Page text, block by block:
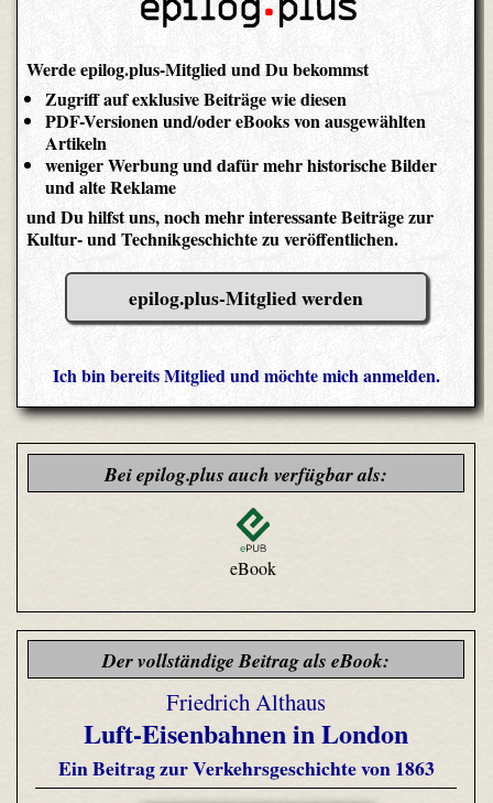
Werde epilog.plus-Mitglied und Du bekommst
Zugriff auf exklusive Beiträge wie diesen
PDF-Versionen und/oder eBooks von ausgewählten
Artikeln
weniger Werbung und dafür mehr historische Bilder
und alte Reklame
und Du hilfst uns, noch mehr interessante Beiträge zur
Kultur- und Technikgeschichte zu veröffentlichen.
epilog.plus-Mitglied werden
Ich bin bereits Mitglied und möchte mich anmelden.
Bei epilog.plus auch verfügbar als:
eBook
Der vollständige Beitrag als eBook:
Friedrich Althaus
Luft-Eisenbahnen in London
Ein Beitrag zur Verkehrsgeschichte von 1863